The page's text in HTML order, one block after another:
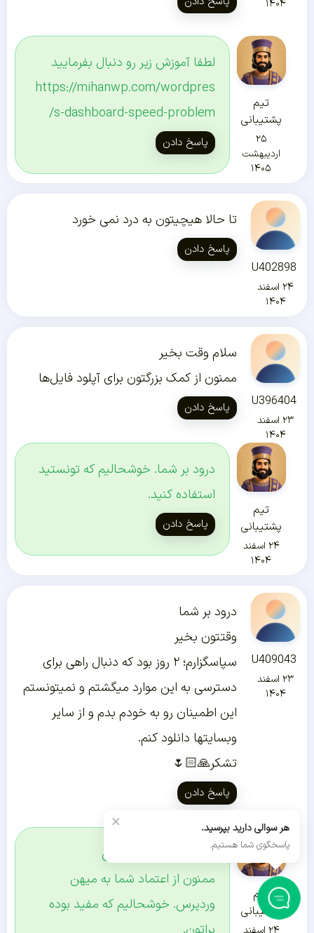
۱۴۰۴
تیم
پشتیبانی
۲۵
اردیبهشت
۱۴۰۵
لطفا آموزش زیر رو دنبال بفرمایید
https://mihanwp.com/wordpres
s-dashboard-speed-problem/
پاسخ دادن
U402898
۲۴ اسفند
۱۴۰۴
تا حالا هیچیتون به درد نمی خورد
پاسخ دادن
U396404
۲۳ اسفند
۱۴۰۴
سلام وقت بخیر
ممنون از کمک بزرگتون برای آپلود فایل‌ها
پاسخ دادن
تیم
پشتیبانی
۲۴ اسفند
۱۴۰۴
درود بر شما. خوشحالیم که تونستید
استفاده کنید.
پاسخ دادن
U409043
۲۳ اسفند
۱۴۰۴
درود بر شما
وقتتون بخیر
سپاسگزارم؛ ۲ روز بود که دنبال راهی برای
دسترسی به این موارد میگشتم و نمیتونستم
این اطمینان رو به خودم بدم و از سایر
وبسایتها دانلود کنم.
تشکر🙏🏻🌷
پاسخ دادن
تیم
پشتیبانی
درود بر شما کاربر گرامی
ممنون از اعتماد شما به میهن
وردپرس. خوشحالیم که مفید بوده
× هر سوالی دارید بپرسید.
پاسخگوی شما هستیم.